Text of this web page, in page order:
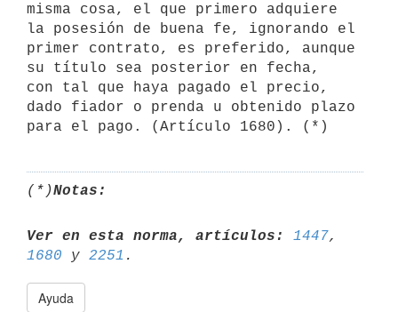
misma cosa, el que primero adquiere
la posesión de buena fe, ignorando el
primer contrato, es preferido, aunque
su título sea posterior en fecha,
con tal que haya pagado el precio,
dado fiador o prenda u obtenido plazo
(*)Notas:
Ver en esta norma, artículos: 1447
1680 y 2251
Ayuda